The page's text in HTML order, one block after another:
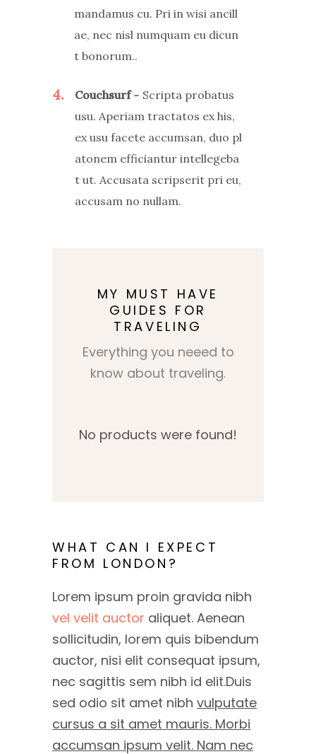
mandamus cu. Pri in wisi ancill
ae, nec nisl numquam eu dicun
t bonorum..
4 Couchsurf
Scripta probatus
usu. Aperiam tractatos ex his,
ex usu facete accumsan, duo pl
atonem efficiantur intellegeba
t ut. Accusata scripserit pri eu,
accusam no nullam.
MY MUST HAVE
GUIDES FOR
TRAVELING
Everything you neeed to
know about traveling.
No products were found!
WHAT CAN I EXPECT
FROM LONDON?
Lorem ipsum proin gravida nibh
vel velit auctor aliquet. Aenean
sollicitudin, lorem quis bibendum
auctor, nisi elit consequat ipsum,
nec sagittis sem nibh id elit.Duis
sed odio sit amet nibh vulputate
cursus a sit amet mauris. Morbi
accumsan ipsum velit. Nam nec